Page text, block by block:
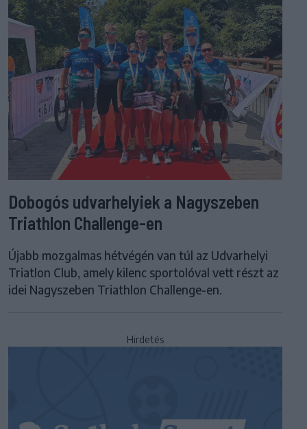
Dobogós udvarhelyiek a Nagyszeben
Triathlon Challenge-en
Újabb mozgalmas hétvégén van túl az Udvarhelyi
Triatlon Club, amely kilenc sportolóval vett részt az
idei Nagyszeben Triathlon Challenge-en.
Hirdetés